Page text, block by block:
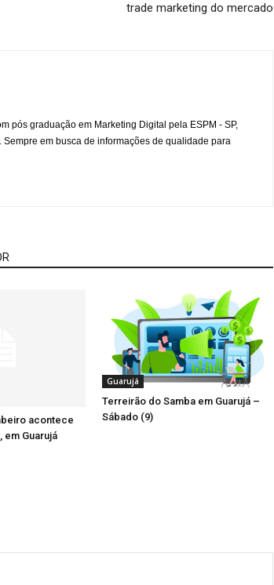
trade marketing do mercado
pós graduação em Marketing Digital pela ESPM - SP,
em busca de informações de qualidade para
acontece
em Guarujá
Guarujá
Terreirão do Samba em Guarujá –
Sábado (9)